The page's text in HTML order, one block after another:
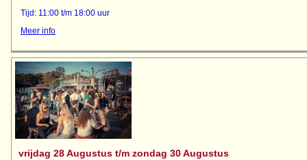
Tijd: 11:00 t/m 18:00 uur
Meer info
vrijdag 28 Augustus t/m zondag 30 Augustus